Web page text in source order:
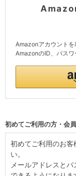
Amazonアカウントを
AmazonのID、パスワ
初めてご利用の方・会
初めてご利用のお客
い。
メールアドレスと